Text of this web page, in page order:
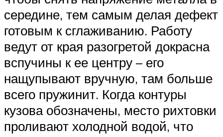
середине, тем самым делая дефект
готовым к сглаживанию. Работу
ведут от края разогретой докрасна
вспучины к ее центру – его
нащупывают вручную, там больше
всего пружинит. Когда контуры
кузова обозначены, место рихтовки
проливают холодной водой, что